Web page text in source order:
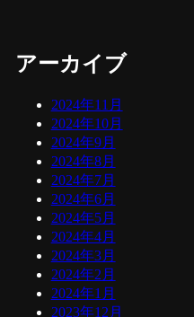
アーカイブ
2024年11月
2024年10月
2024年9月
2024年8月
2024年7月
2024年6月
2024年5月
2024年4月
2024年3月
2024年2月
2024年1月
2023年12月